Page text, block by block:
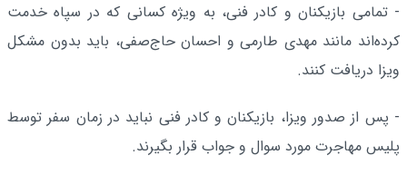
- تمامی بازیکنان و کادر فنی، به ویژه کسانی که در سپاه خدمت
کرده‌اند مانند مهدی طارمی و احسان حاج‌صفی، باید بدون مشکل
ویزا دریافت کنند.
- پس از صدور ویزا، بازیکنان و کادر فنی نباید در زمان سفر توسط
پلیس مهاجرت مورد سوال و جواب قرار بگیرند.